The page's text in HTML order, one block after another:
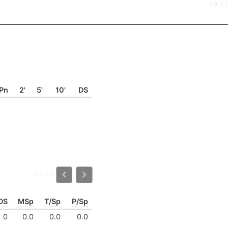
v0.1.1
Pn 2' 5' 10' DS
MSp T/Sp
P/Sp
0 0.0 0.0 0.0